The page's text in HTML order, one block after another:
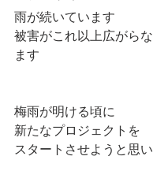
雨が続いています
被害がこれ以上広がら
ます
梅雨が明ける頃に
新たなプロジェクトを
スタートさせようと思